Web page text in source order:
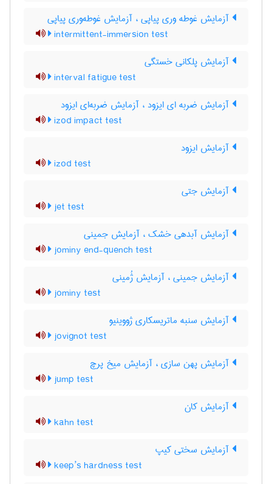
آزمایش غوطه وری پیاپی ، آزمایش غوطه‌وری پیاپی
intermittent-immersion test
آزمایش پلکانی خستگی
interval fatigue test
آزمایش ضربه ای ایزود ، آزمایش ضربه‌ای ایزود
izod impact test
آزمایش ایزود
izod test
آزمایش جتی
jet test
آزمایش آبدهی خشک ، آزمایش جمینی
jominy end-quench test
آزمایش جمینی ، آزمایش ژُمینی
jominy test
آزمایش سنبه ماتریسکاری ژووینیو
jovignot test
آزمایش پهن سازی ، آزمایش میخ پرچ
jump test
آزمایش کان
kahn test
آزمایش سختی کیپ
keep’s hardness test